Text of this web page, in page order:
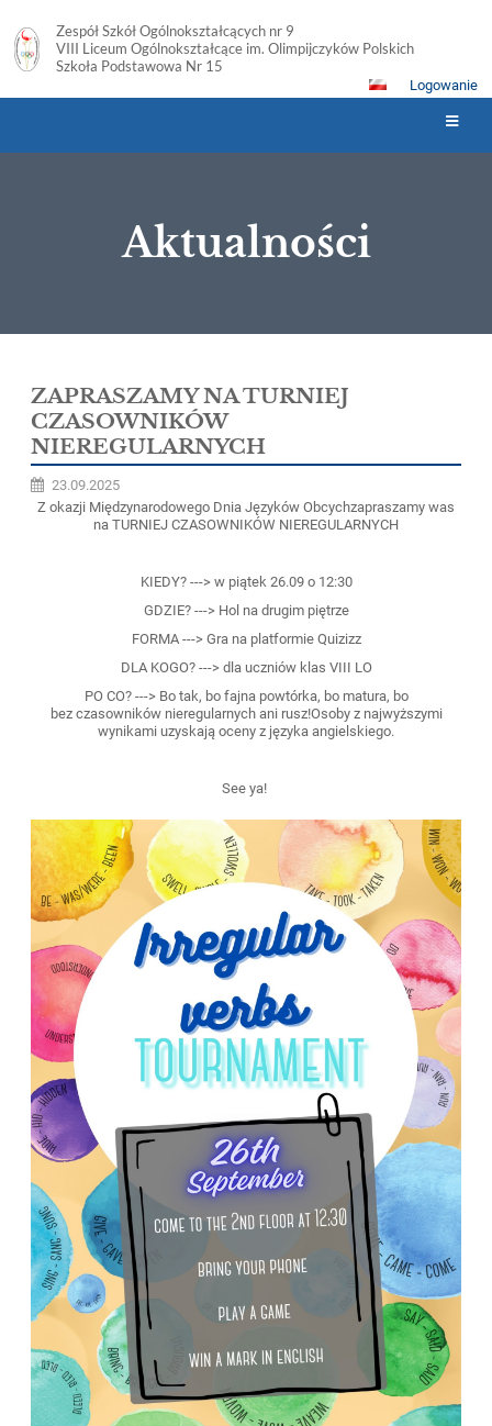
Zespół Szkół Ogólnokształcących nr 9
VIII Liceum Ogólnokształcące im. Olimpijczyków Polskich
Szkoła Podstawowa Nr 15
Logowanie
Aktualności
ZAPRASZAMY NA TURNIEJ
CZASOWNIKÓW
NIEREGULARNYCH
23.09.2025
Z okazji Międzynarodowego Dnia Języków Obcychzapraszamy was
na TURNIEJ CZASOWNIKÓW NIEREGULARNYCH
KIEDY? ---> w piątek 26.09 o 12:30
GDZIE? ---> Hol na drugim piętrze
FORMA ---> Gra na platformie Quizizz
DLA KOGO? ---> dla uczniów klas VIII LO
PO CO? ---> Bo tak, bo fajna powtórka, bo matura, bo
bez czasowników nieregularnych ani rusz!Osoby z najwyższymi
wynikami uzyskają oceny z języka angielskiego.
See ya!